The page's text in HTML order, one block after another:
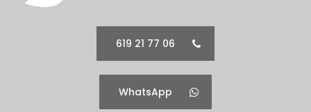
619 21 77 06
WhatsApp